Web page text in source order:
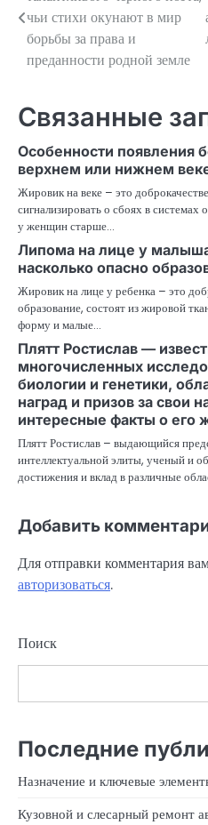
по
записям
чьи стихи окунают в мир
борьбы за права и
преданности родной земле
Связанные
Особенности появления
верхнем или нижнем
Жировик на веке – это
сигнализировать о сбоях в системах
у женщин старше…
Липома на лице у
насколько опасно
Жировик на лице у ребенка – это
образование, состоят из жировой
форму и малые…
Плятт Ростислав —
многочисленных
биологии и генетики,
наград и призов за свои
интересные факты о его
Плятт Ростислав – выдающийся
интеллектуальной элиты, ученый и
достижения и вклад в различные
Добавить
Для отправки комментария
авторизоваться.
Поиск
Последние
Назначение и ключевые
Кузовной и слесарный ремонт